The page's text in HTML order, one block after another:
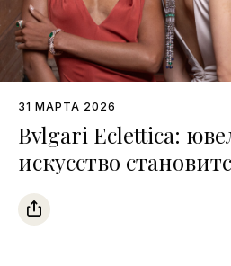
31 МАРТА 2026
Bvlgari Eclettica:
искусство